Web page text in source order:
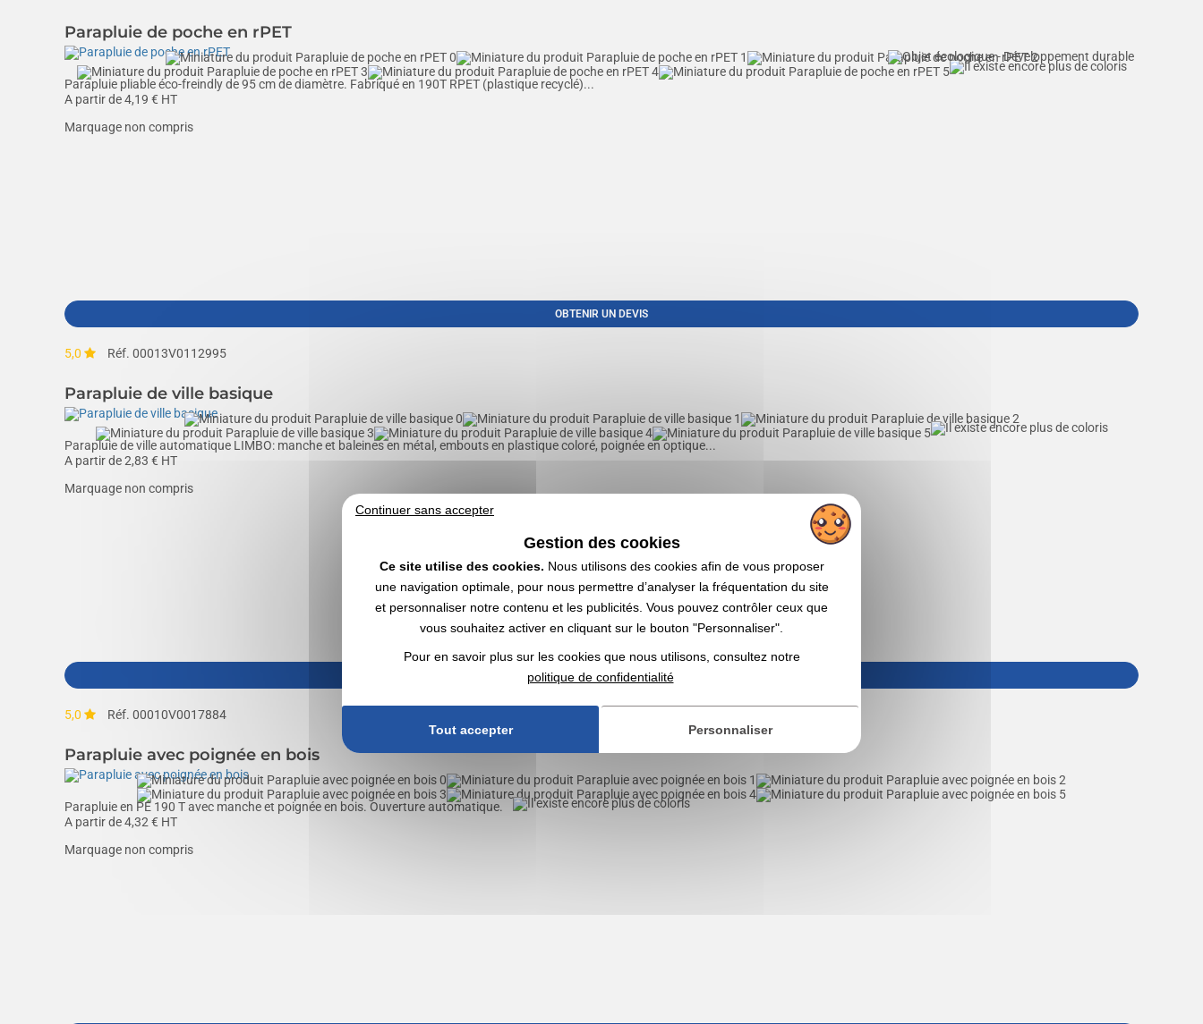
Parapluie de poche en rPET
Parapluie pliable éco-freindly de 95 cm de diamètre. Fabriqué en 190T RPET (plastique recyclé)...
A partir de4,19 € HT
Marquage non compris
OBTENIR UN DEVIS
5,0 Réf. 00013V0112995
Parapluie de ville basique
Parapluie de ville automatique LIMBO: manche et baleines en métal, embouts en plastique coloré, poignée en optique...
A partir de2,83 € HT
Marquage non compris
OBTENIR UN DEVIS
5,0 Réf. 00010V0017884
Parapluie avec poignée en bois
Parapluie en PE 190 T avec manche et poignée en bois. Ouverture automatique.
A partir de4,32 € HT
Marquage non compris
Continuer sans accepter
Gestion des cookies
Ce site utilise des cookies. Nous utilisons des cookies afin de vous proposer
une navigation optimale, pour nous permettre d’analyser la fréquentation du site
et personnaliser notre contenu et les publicités. Vous pouvez contrôler ceux que
vous souhaitez activer en cliquant sur le bouton "Personnaliser".
Pour en savoir plus sur les cookies que nous utilisons, consultez notre
politique de confidentialité
Tout accepter Personnaliser